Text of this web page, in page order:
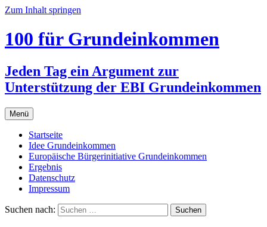
Zum Inhalt springen
100 für Grundeinkommen
Jeden Tag ein Argument zur
Unterstützung der EBI Grundeinkommen
Menü
Startseite
Idee Grundeinkommen
Europäische Bürgerinitiative Grundeinkommen
Ergebnis
Datenschutz
Impressum
Suchen nach: